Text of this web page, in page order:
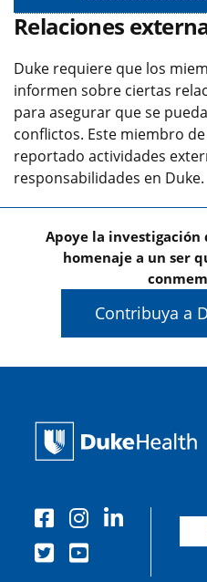
Relaciones
Duke requiere que los
informen sobre ciertas
para asegurar que se
conflictos. Este miembro
reportado actividades
responsabilidades en Duke.
Apoye la investigación
homenaje a un ser
Contribuya a